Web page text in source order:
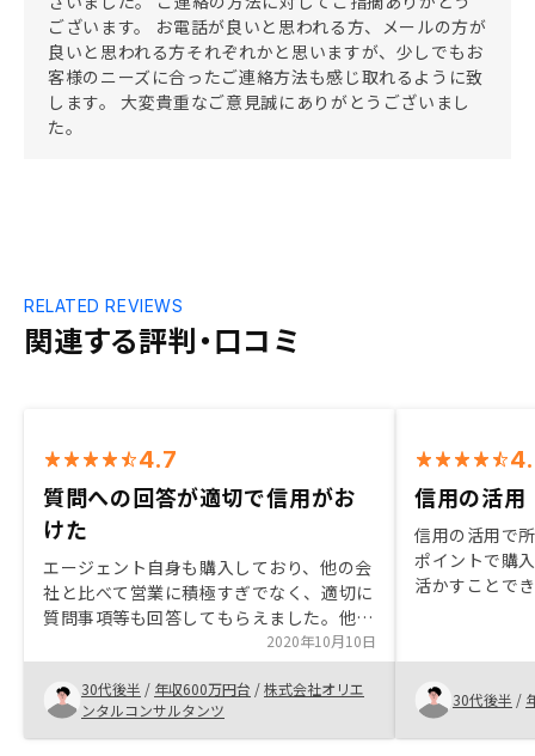
ございます。 お電話が良いと思われる方、メールの方が
良いと思われる方それぞれかと思いますが、少しでもお
客様のニーズに合ったご連絡方法も感じ取れるように致
します。 大変貴重なご意見誠にありがとうございまし
た。
関連する評判・口コミ
RELATED REVIEWS
4.7
質問への回答が適切で信用がお
けた
エージェント自身も購入しており、他の会
社と比べて営業に積極すぎでなく、適切に
質問事項等も回答してもらえました。他の
業者はしつこかったり、法的にすれすれを
責めていたり等あまり信用が置けなかった
ので相対的に評価して購入しました。エー
ジェントの信頼性も高く、自身でも運営し
ていることから生の声が聞くことができ
2020年10月10日
30代後半 / 年収600万円台 /株式会社オリエ
ンタルコンサルタンツ
信用の活用
信用の活用で
ポイントで購
活かすことで
進めることを
30代後半 /